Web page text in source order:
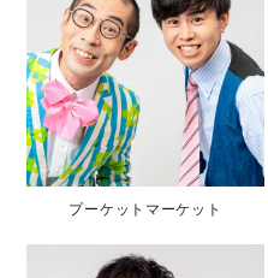
プーケットマーケット